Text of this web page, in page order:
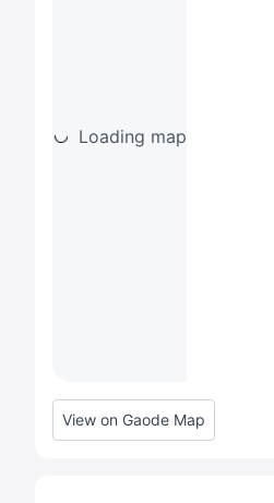
Loading map
View on Gaode Map